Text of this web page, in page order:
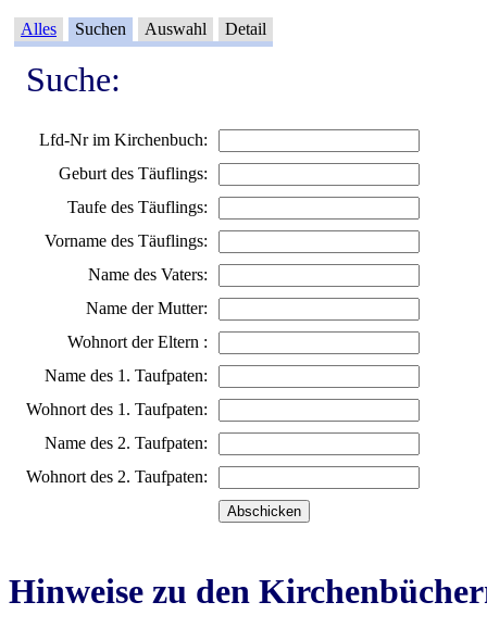
Alles Suchen Auswahl Detail
Suche:
Lfd-Nr im Kirchenbuch:
Geburt des Täuflings:
Taufe des Täuflings:
Vorname des Täuflings:
Name des Vaters:
Name der Mutter:
Wohnort der Eltern :
Name des 1. Taufpaten:
Wohnort des 1. Taufpaten:
Name des 2. Taufpaten:
Wohnort des 2. Taufpaten:
Hinweise zu den